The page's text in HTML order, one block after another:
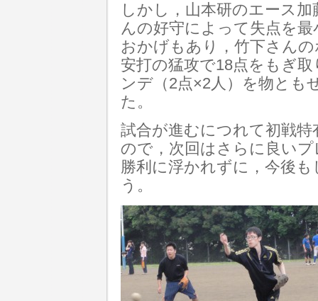
しかし，山本研のエース
んの好守によって失点を
おかげもあり，竹下さん
安打の猛攻で18点をもぎ
ンデ（2点×2人）を物とも
た。
試合が進むにつれて初戦
ので，次回はさらに良い
勝利に浮かれずに，今後
う。